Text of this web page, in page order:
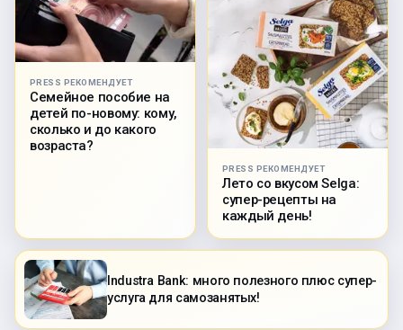
PRESS РЕКОМЕНДУЕТ
Семейное пособие на
детей по-новому: кому,
сколько и до какого
возраста?
PRESS РЕКОМЕНДУЕТ
Лето со вкусом Selga:
супер-рецепты на
каждый день!
Industra Bank: много полезного плюс супер-
услуга для самозанятых!